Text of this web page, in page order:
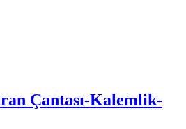
Çantası-Kalemlik-